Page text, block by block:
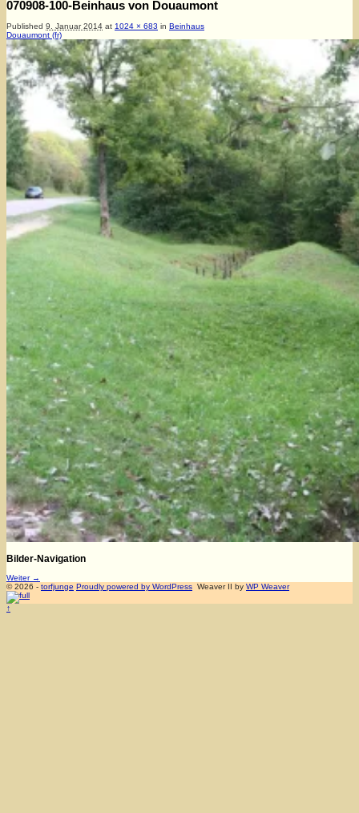
070908-100-Beinhaus von Douaumont
Published 9. Januar 2014 at 1024 × 683 in Beinhaus
Douaumont (fr)
Bilder-Navigation
Weiter →
© 2026 - torfjunge Proudly powered by WordPress Weaver II by WP Weaver
↑